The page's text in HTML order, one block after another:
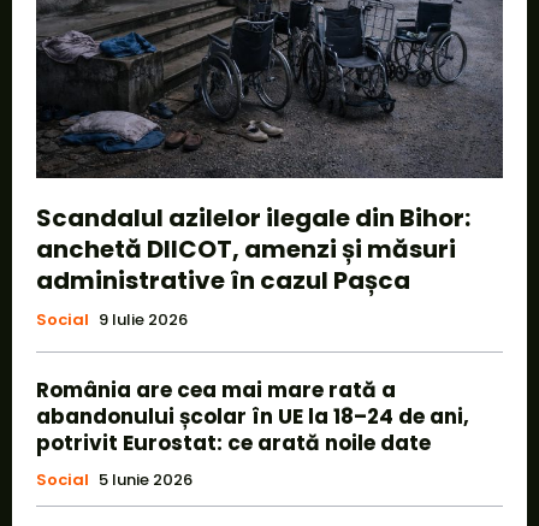
Scandalul azilelor ilegale din Bihor:
anchetă DIICOT, amenzi și măsuri
administrative în cazul Pașca
Social 9 Iulie 2026
România are cea mai mare rată a
abandonului școlar în UE la 18–24 de ani,
potrivit Eurostat: ce arată noile date
Social 5 Iunie 2026